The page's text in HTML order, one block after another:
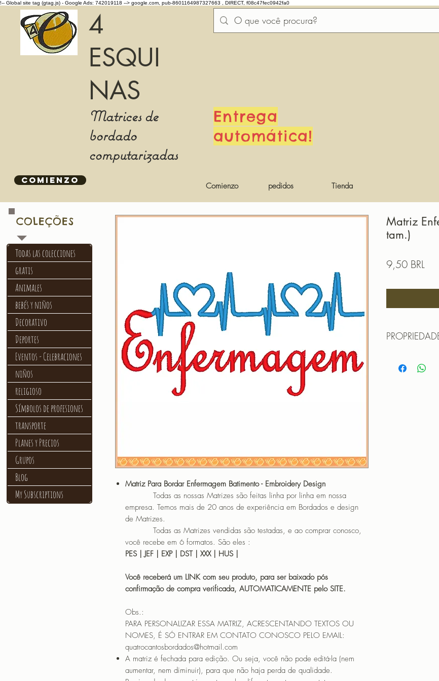
!-- Global site tag (gtag.js) - Google Ads: 742019118 --> google.com, pub-8601164987327663 , DIRECT, f08c47fec0942fa0
4
ESQUI
NAS
Matrices de
bordado
computarizadas
Entrega
automática!
COMIENZO
Comienzo pedidos Tienda
Matriz Para Bordar Enfermagem Batimento - Embroidery Design
Todas as nossas Matrizes são feitas linha por linha em nossa
empresa. Temos mais de 20 anos de experiência em Bordados e design
de Matrizes.
Todas as Matrizes vendidas são testadas, e ao comprar conosco,
você recebe em 6 formatos. São eles :
PES | JEF | EXP | DST | XXX | HUS |
Você receberá um LINK com seu produto, para ser baixado pós
confirmação de compra verificada, AUTOMATICAMENTE pelo SITE.
Obs.:
PARA PERSONALIZAR ESSA MATRIZ, ACRESCENTANDO TEXTOS OU
NOMES, É SÓ ENTRAR EM CONTATO CONOSCO PELO EMAIL:
quatrocantosbordados@hotmail.com
A matriz é fechada para edição. Ou seja, você não pode editá-la (nem
aumentar, nem diminuir), para que não haja perda de qualidade.
Matriz
tam.)
9,50 BRL
TAMANHO
Todas las colecciones
gratis
Animales
bebés y niños
Decorativo
Deportes
Eventos - Celebraciones
niños
religioso
Símbolos de profesiones
transporte
Planes y Precios
Grupos
Blog
My Subscriptions
COLEÇÕES